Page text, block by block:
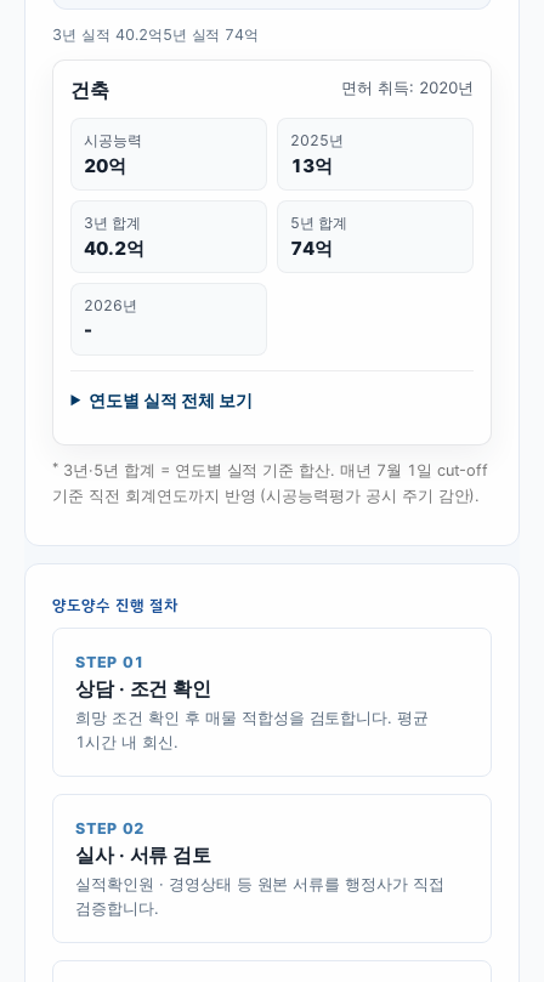
3년 실적40.2억 5년 실적 74억
건축 면허 취득: 2020년
시공능력
20억
2025년
13억
3년 합계
40.2억
5년 합계
74억
2026년
-
연도별 실적 전체 보기
* 3년·5년 합계 = 연도별 실적 기준 합산. 매년 7월 1일 cut-off
기준 직전 회계연도까지 반영 (시공능력평가 공시 주기 감안).
양도양수 진행 절차
STEP 01
상담 · 조건 확인
희망 조건 확인 후 매물 적합성을 검토합니다. 평균
1시간 내 회신.
STEP 02
실사 · 서류 검토
실적확인원 · 경영상태 등 원본 서류를 행정사가 직접
검증합니다.